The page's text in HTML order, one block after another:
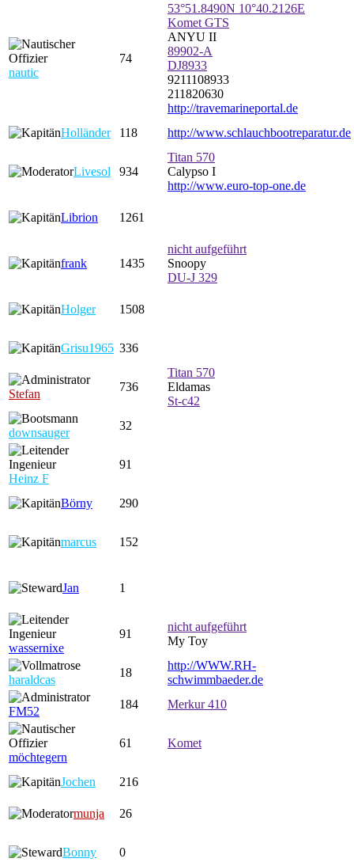
nautic
74
53°51.8490N 10°40.2126E
Komet GTS
ANYU II
89902-A
DJ8933
9211108933
211820630
http://travemarineportal.de
Holländer
118 http://www.schlauchbootreparatur.de
Livesol 934
Titan 570
Calypso I
http://www.euro-top-one.de
Librion 1261
frank 1435
nicht aufgeführt
Snoopy
DU-J 329
Holger 1508
Grisu1965 336
Stefan
736
Titan 570
Eldamas
St-c42
downsauger
32
Heinz F
91
Börny 290
marcus 152
Jan 1
wassernixe
91
nicht aufgeführt
My Toy
haraldcas
18
http://WWW.RH-
schwimmbaeder.de
FM52
184 Merkur 410
möchtegern
61 Komet
Jochen 216
munja 26
Bonny 0